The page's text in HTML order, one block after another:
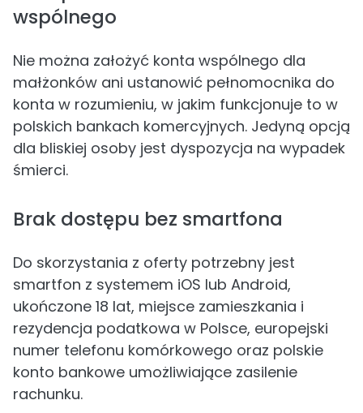
wspólnego
Nie można założyć konta wspólnego dla
małżonków ani ustanowić pełnomocnika do
konta w rozumieniu, w jakim funkcjonuje to w
polskich bankach komercyjnych. Jedyną opcją
dla bliskiej osoby jest dyspozycja na wypadek
śmierci.
Brak dostępu bez smartfona
Do skorzystania z oferty potrzebny jest
smartfon z systemem iOS lub Android,
ukończone 18 lat, miejsce zamieszkania i
rezydencja podatkowa w Polsce, europejski
numer telefonu komórkowego oraz polskie
konto bankowe umożliwiające zasilenie
rachunku.